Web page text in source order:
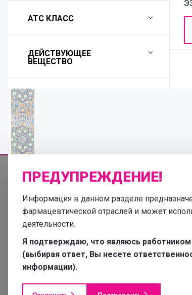
Травматология
Терапия
АТС КЛАСС
ДЕЙСТВУЮЩЕЕ
ВЕЩЕСТВО
ПРЕДУПРЕЖДЕНИЕ!
Информация в данном разделе
фармацевтической отраслей и может
деятельности.
Я подтверждаю, что являюсь
(выбирая ответ, Вы несете
информации).